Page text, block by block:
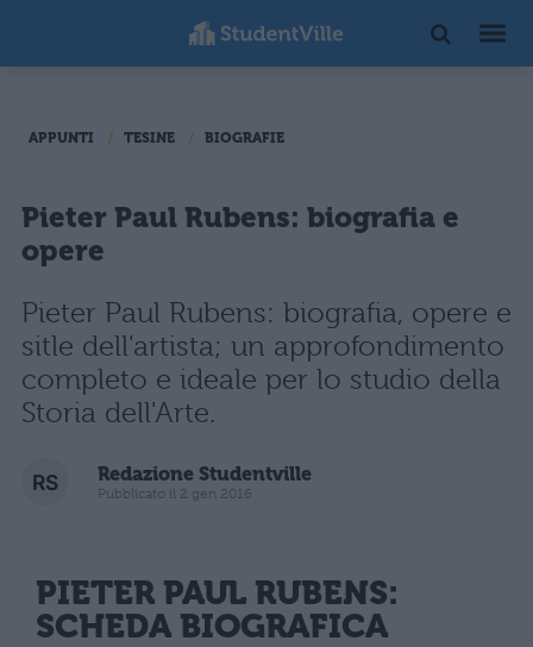
APPUNTI TESINE BIOGRAFIE
Pieter Paul Rubens: biografia e
opere
Pieter Paul Rubens: biografia, opere e
sitle dell'artista; un approfondimento
completo e ideale per lo studio della
Storia dell'Arte.
Redazione Studentville
Pubblicato il 2 gen 2016
PIETER PAUL RUBENS:
SCHEDA BIOGRAFICA